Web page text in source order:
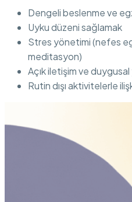
Dengeli beslenme ve
Uyku düzeni sağlamak
Stres yönetimi (nefes
meditasyon)
Açık iletişim ve duygusal
Rutin dışı aktivitelerle